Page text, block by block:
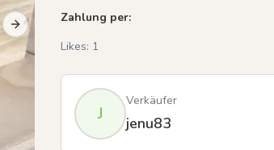
Next slide
Zahlung per:
Likes: 1
J
Verkäufer
jenu83